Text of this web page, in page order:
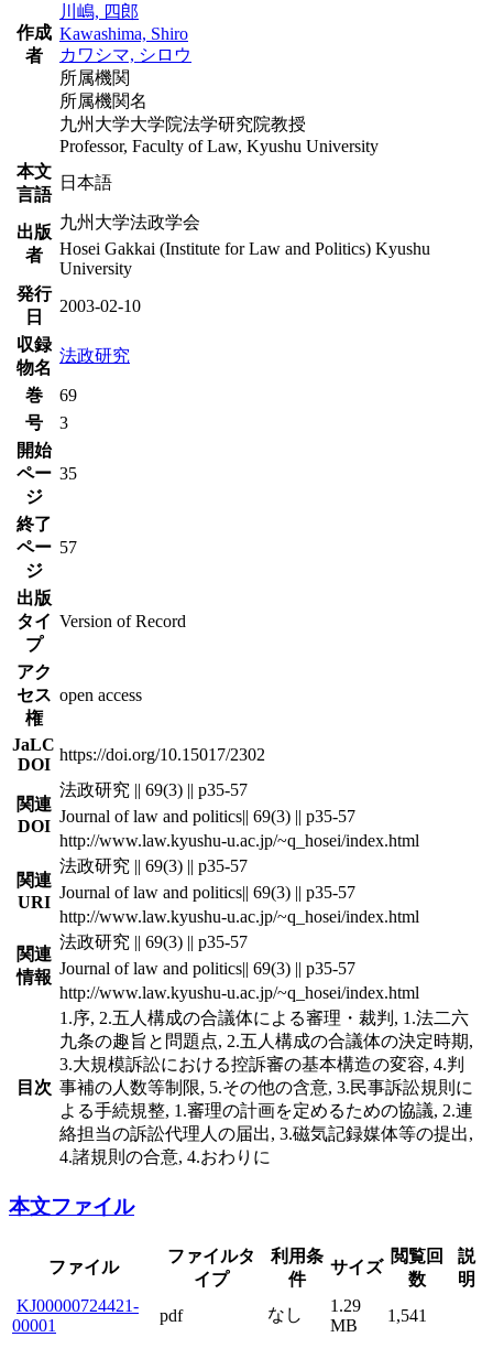
作成
者
川嶋, 四郎
Kawashima, Shiro
カワシマ, シロウ
所属機関
所属機関名
九州大学大学院法学研究院教授
Professor, Faculty of Law, Kyushu University
本文
言語
日本語
出版
者
九州大学法政学会
Hosei Gakkai (Institute for Law and Politics) Kyushu
University
発行
日
2003-02-10
収録
物名
法政研究
巻
69
号
3
開始
ペー
ジ
35
終了
ペー
ジ
57
出版
タイ
プ
Version of Record
アク
セス
権
open access
JaLC
DOI
https://doi.org/10.15017/2302
関連
DOI
法政研究 || 69(3) || p35-57
Journal of law and politics|| 69(3) || p35-57
http://www.law.kyushu-u.ac.jp/~q_hosei/index.html
関連
URI
法政研究 || 69(3) || p35-57
Journal of law and politics|| 69(3) || p35-57
http://www.law.kyushu-u.ac.jp/~q_hosei/index.html
関連
情報
法政研究 || 69(3) || p35-57
Journal of law and politics|| 69(3) || p35-57
http://www.law.kyushu-u.ac.jp/~q_hosei/index.html
目次
1.序, 2.五人構成の合議体による審理・裁判, 1.法二六
九条の趣旨と問題点, 2.五人構成の合議体の決定時期,
3.大規模訴訟における控訴審の基本構造の変容, 4.判
事補の人数等制限, 5.その他の含意, 3.民事訴訟規則に
よる手続規整, 1.審理の計画を定めるための協議, 2.連
絡担当の訴訟代理人の届出, 3.磁気記録媒体等の提出,
4.諸規則の合意, 4.おわりに
本文ファイル
ファイル
ファイルタ
イプ
利用条
件
サイズ
閲覧回
数
説
明
KJ00000724421-
00001
pdf なし
1.29
MB
1,541